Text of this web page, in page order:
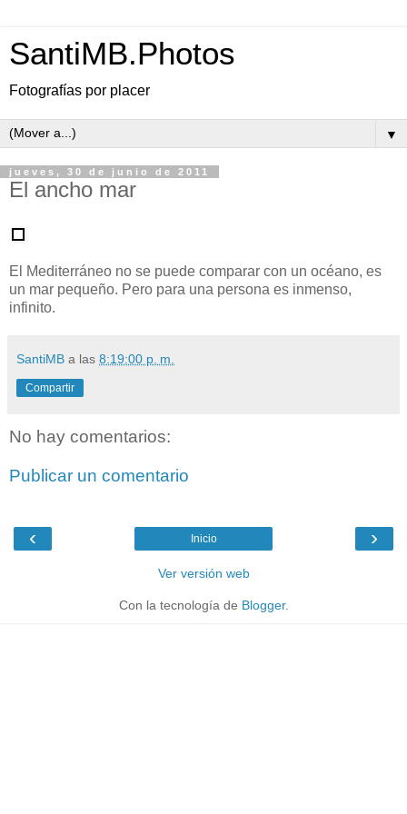
SantiMB.Photos
Fotografías por placer
▼
jueves, 30 de junio de 2011
El ancho mar
El Mediterráneo no se puede comparar con un océano, es
un mar pequeño. Pero para una persona es inmenso,
infinito.
SantiMB a las 8:19:00 p. m.
Compartir
No hay comentarios:
Publicar un comentario
‹ ›
Inicio
Ver versión web
Con la tecnología de Blogger.